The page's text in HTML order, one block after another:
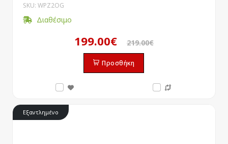
SKU: WPZ2OG
Διαθέσιμο
199.00€ 219.00€
Προσθήκη
Εξαντλημένο